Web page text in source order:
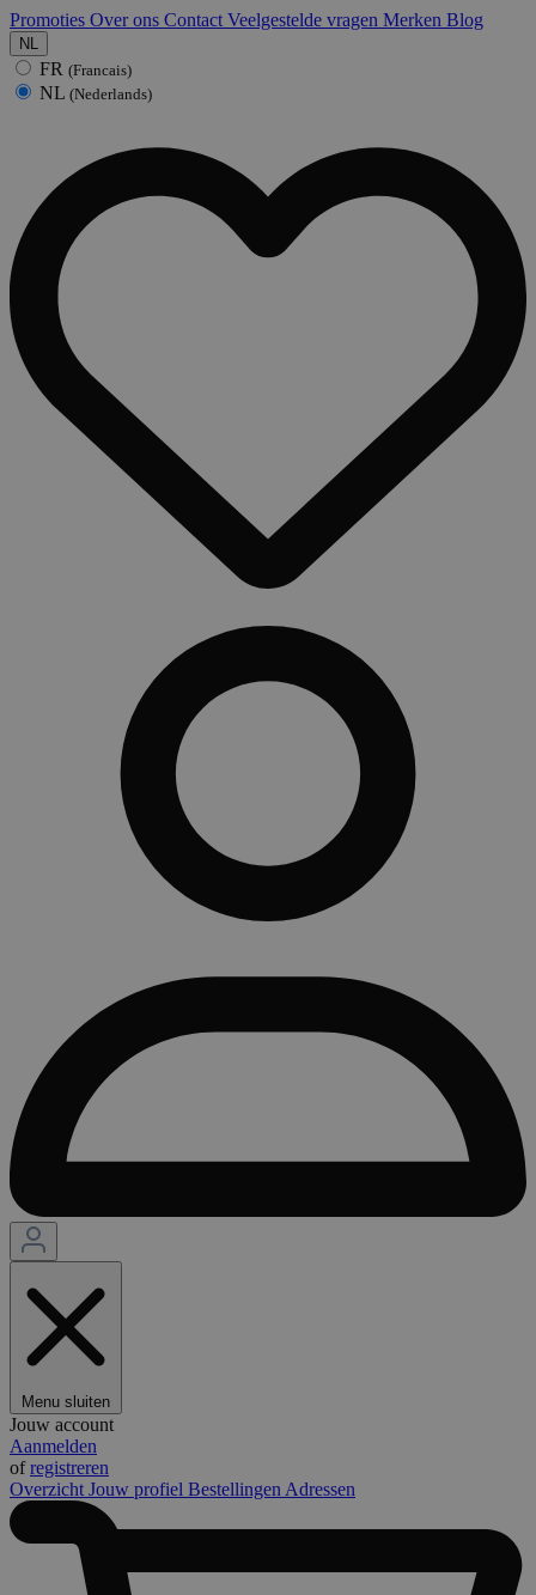
Promoties Over ons Contact Veelgestelde vragen Merken Blog
NL
FR (Francais)
NL (Nederlands)
Menu sluiten
Jouw account
Aanmelden
ofregistreren
Overzicht Jouw profiel Bestellingen Adressen